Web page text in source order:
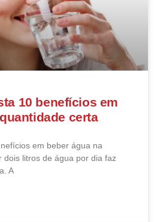
10 benefícios em
certa
em beber água na
dois litros de água por dia faz
A